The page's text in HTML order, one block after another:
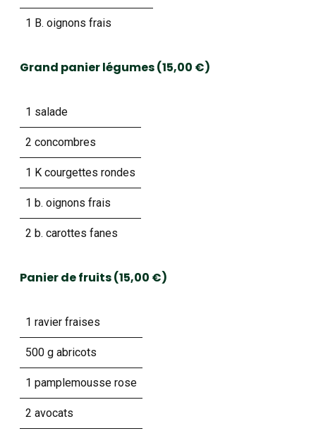
1 B. oignons frais
Grand panier légumes (15,00 €)
1 salade
2 concombres
1 K courgettes rondes
1 b. oignons frais
2 b. carottes fanes
Panier de fruits (15,00 €)
1 ravier fraises
500 g abricots
1 pamplemousse rose
2 avocats